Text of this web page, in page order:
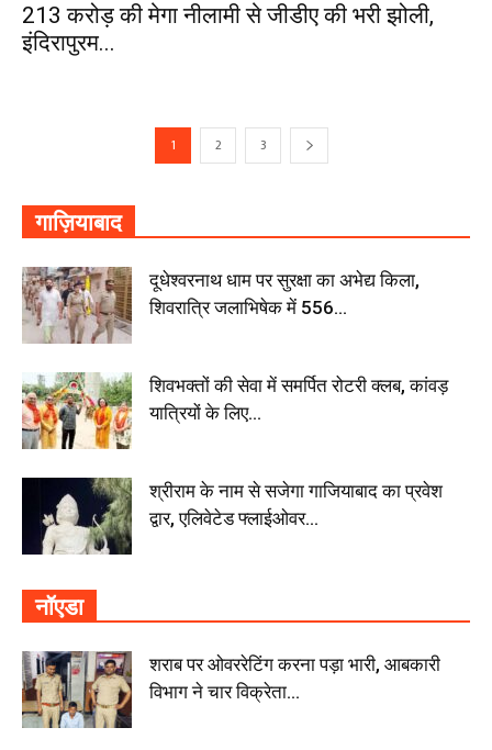
213 करोड़ की मेगा नीलामी से जीडीए की भरी झोली,
इंदिरापुरम...
1 2 3
गाज़ियाबाद
दूधेश्वरनाथ धाम पर सुरक्षा का अभेद्य किला,
शिवरात्रि जलाभिषेक में 556...
शिवभक्तों की सेवा में समर्पित रोटरी क्लब, कांवड़
यात्रियों के लिए...
श्रीराम के नाम से सजेगा गाजियाबाद का प्रवेश
द्वार, एलिवेटेड फ्लाईओवर...
नॉएडा
शराब पर ओवररेटिंग करना पड़ा भारी, आबकारी
विभाग ने चार विक्रेता...